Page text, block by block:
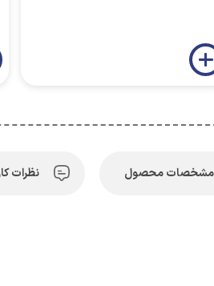
مشخصات محصول نظرات